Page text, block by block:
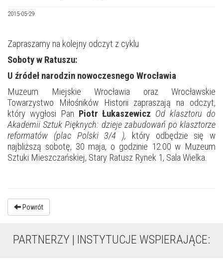
2015-05-29
Zapraszamy na kolejny odczyt z cyklu
Soboty w Ratuszu:
U źródeł narodzin nowoczesnego Wrocławia
Muzeum Miejskie Wrocławia oraz Wrocławskie
Towarzystwo Miłośników Historii zapraszają na odczyt,
który wygłosi Pan Piotr Łukaszewicz Od klasztoru do
Akademii Sztuk Pięknych: dzieje zabudowań po klasztorze
reformatów (plac Polski 3/4 ),
który odbędzie się w
najbliższą sobotę, 30 maja, o godzinie 12:00 w Muzeum
Sztuki Mieszczańskiej, Stary Ratusz Rynek 1, Sala Wielka.
Powrót
PARTNERZY | INSTYTUCJE WSPIERAJĄCE: